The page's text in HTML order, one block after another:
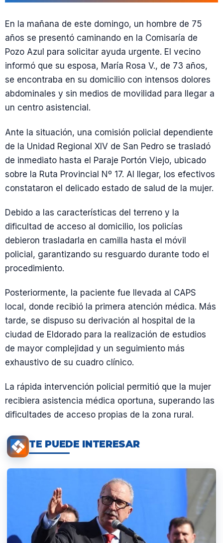
En la mañana de este domingo, un hombre de 75
años se presentó caminando en la Comisaría de
Pozo Azul para solicitar ayuda urgente. El vecino
informó que su esposa, María Rosa V., de 73 años,
se encontraba en su domicilio con intensos dolores
abdominales y sin medios de movilidad para llegar a
un centro asistencial.
Ante la situación, una comisión policial dependiente
de la Unidad Regional XIV de San Pedro se trasladó
de inmediato hasta el Paraje Portón Viejo, ubicado
sobre la Ruta Provincial Nº 17. Al llegar, los efectivos
constataron el delicado estado de salud de la mujer.
Debido a las características del terreno y la
dificultad de acceso al domicilio, los policías
debieron trasladarla en camilla hasta el móvil
policial, garantizando su resguardo durante todo el
procedimiento.
Posteriormente, la paciente fue llevada al CAPS
local, donde recibió la primera atención médica. Más
tarde, se dispuso su derivación al hospital de la
ciudad de Eldorado para la realización de estudios
de mayor complejidad y un seguimiento más
exhaustivo de su cuadro clínico.
La rápida intervención policial permitió que la mujer
recibiera asistencia médica oportuna, superando las
dificultades de acceso propias de la zona rural.
TE PUEDE INTERESAR